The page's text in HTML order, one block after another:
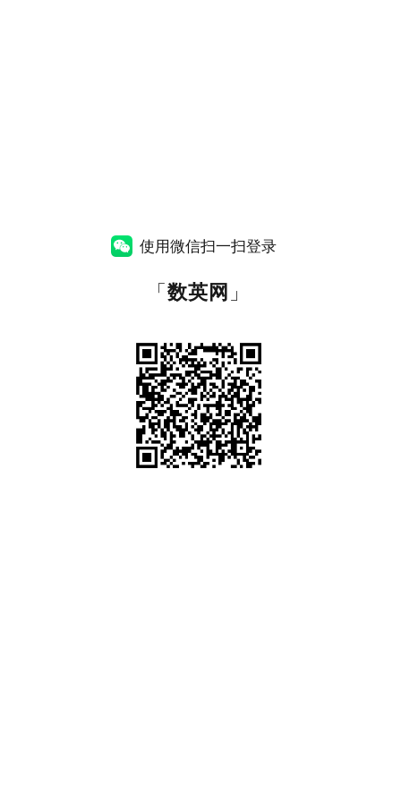
使用微信扫一扫登录
「数英网 」